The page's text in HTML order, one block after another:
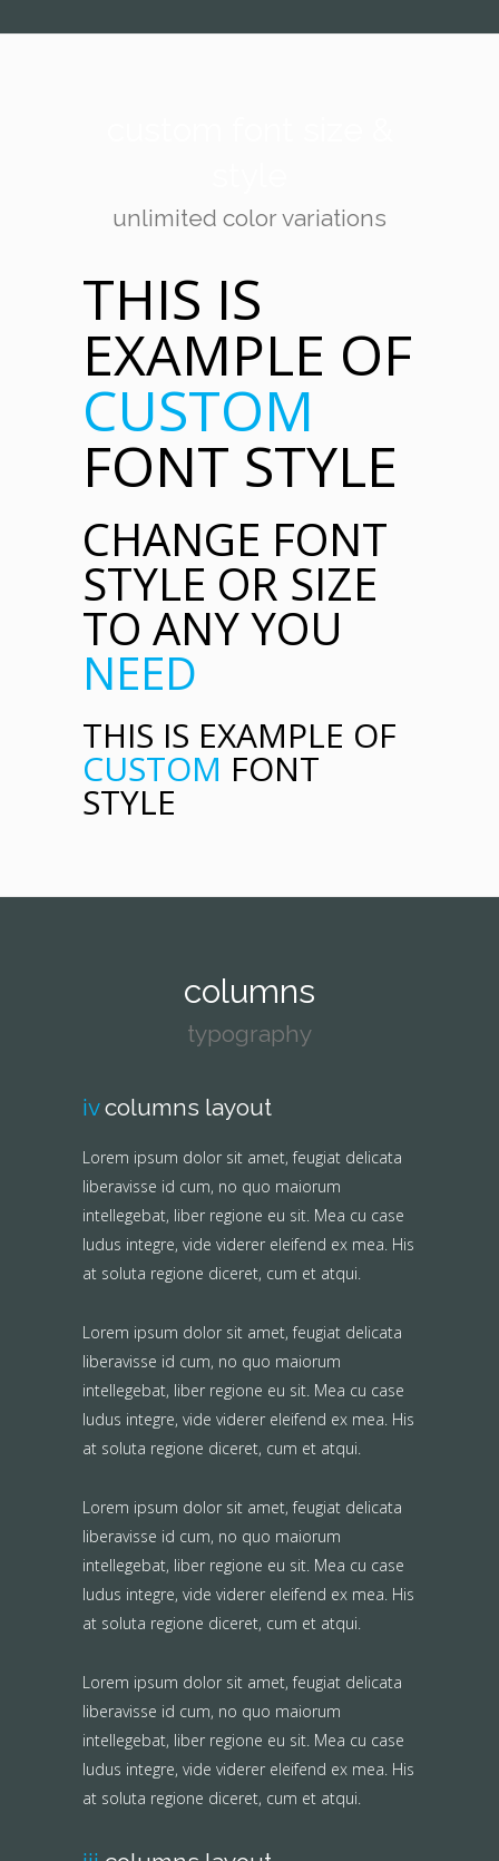
unlimited color variations
THIS IS
EXAMPLE OF
CUSTOM
FONT STYLE
CHANGE FONT
STYLE OR SIZE
TO ANY YOU
NEED
THIS IS EXAMPLE OF
CUSTOM FONT
STYLE
columns
typography
ivcolumns layout
Lorem ipsum dolor sit amet, feugiat delicata
liberavisse id cum, no quo maiorum
intellegebat, liber regione eu sit. Mea cu case
ludus integre, vide viderer eleifend ex mea. His
at soluta regione diceret, cum et atqui.
Lorem ipsum dolor sit amet, feugiat delicata
liberavisse id cum, no quo maiorum
intellegebat, liber regione eu sit. Mea cu case
ludus integre, vide viderer eleifend ex mea. His
at soluta regione diceret, cum et atqui.
Lorem ipsum dolor sit amet, feugiat delicata
liberavisse id cum, no quo maiorum
intellegebat, liber regione eu sit. Mea cu case
ludus integre, vide viderer eleifend ex mea. His
at soluta regione diceret, cum et atqui.
Lorem ipsum dolor sit amet, feugiat delicata
liberavisse id cum, no quo maiorum
intellegebat, liber regione eu sit. Mea cu case
ludus integre, vide viderer eleifend ex mea. His
at soluta regione diceret, cum et atqui.